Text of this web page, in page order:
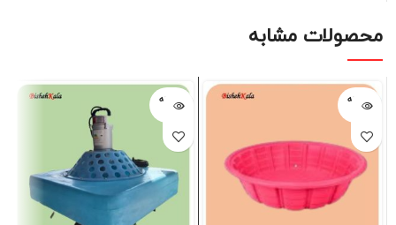
محصولات مشابه
فروخته
شده
فروخته
شده